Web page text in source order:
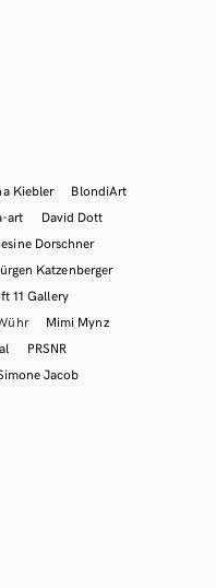
Kiebler
BlondiArt
art
David Dott
Dorschner
Katzenberger
11 Gallery
Mimi Mynz
PRSNR
Jacob